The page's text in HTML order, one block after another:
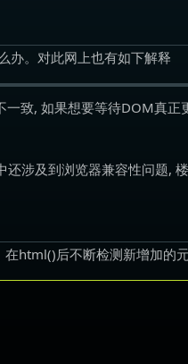
办。对此网上也有如下解释
致, 如果想要等待DOM真
涉及到浏览器兼容性问题,
html()后不断检测新增加的